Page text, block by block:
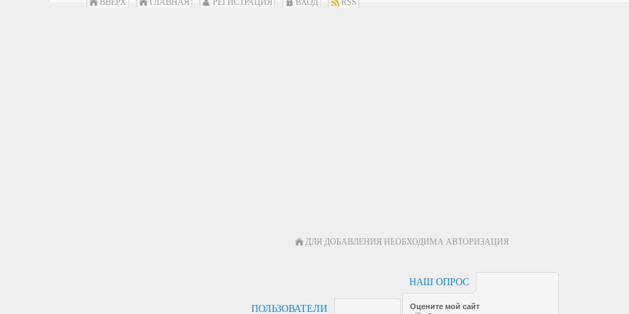
ВВЕРХ ГЛАВНАЯ РЕГИСТРАЦИЯ ВХОД RSS
ДЛЯ ДОБАВЛЕНИЯ НЕОБХОДИМА АВТОРИЗАЦИЯ
ПОЛЬЗОВАТЕЛИ
НАШ ОПРОС
Оцените мой сайт